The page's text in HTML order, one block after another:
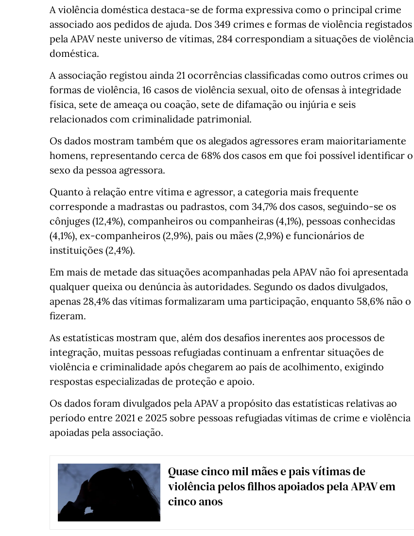
A violência doméstica destaca-se de forma expressiva como o principal crime
associado aos pedidos de ajuda. Dos 349 crimes e formas de violência registados
pela APAV neste universo de vítimas, 284 correspondiam a situações de violência
doméstica.
A associação registou ainda 21 ocorrências classificadas como outros crimes ou
formas de violência, 16 casos de violência sexual, oito de ofensas à integridade
física, sete de ameaça ou coação, sete de difamação ou injúria e seis
relacionados com criminalidade patrimonial.
Os dados mostram também que os alegados agressores eram maioritariamente
homens, representando cerca de 68% dos casos em que foi possível identificar o
sexo da pessoa agressora.
Quanto à relação entre vítima e agressor, a categoria mais frequente
corresponde a madrastas ou padrastos, com 34,7% dos casos, seguindo-se os
cônjuges (12,4%), companheiros ou companheiras (4,1%), pessoas conhecidas
(4,1%), ex-companheiros (2,9%), pais ou mães (2,9%) e funcionários de
instituições (2,4%).
Em mais de metade das situações acompanhadas pela APAV não foi apresentada
qualquer queixa ou denúncia às autoridades. Segundo os dados divulgados,
apenas 28,4% das vítimas formalizaram uma participação, enquanto 58,6% não o
fizeram.
As estatísticas mostram que, além dos desafios inerentes aos processos de
integração, muitas pessoas refugiadas continuam a enfrentar situações de
violência e criminalidade após chegarem ao país de acolhimento, exigindo
respostas especializadas de proteção e apoio.
Os dados foram divulgados pela APAV a propósito das estatísticas relativas ao
período entre 2021 e 2025 sobre pessoas refugiadas vítimas de crime e violência
apoiadas pela associação.
Quase cinco mil mães e pais vítimas de
violência pelos filhos apoiados pela APAV em
cinco anos